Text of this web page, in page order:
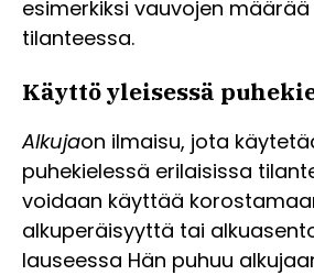
esimerkiksi vauvojen
tilanteessa.
Käyttö yleisessä
Alkujaon ilmaisu, jota
puhekielessä erilaisissa
voidaan käyttää
alkuperäisyyttä tai
lauseessa Hän puhuu